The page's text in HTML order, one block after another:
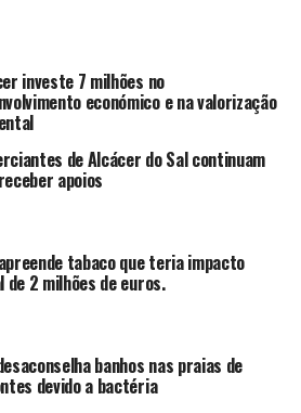
investe 7 milhões no
económico e na valorização
de Alcácer do Sal continuam
apoios
tabaco que teria impacto
de 2 milhões de euros.
banhos nas praias de
devido a bactéria